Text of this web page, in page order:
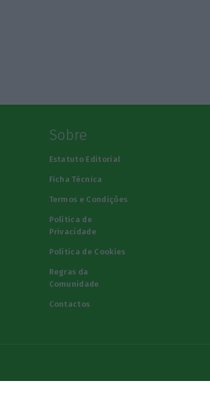
Sobre
Estatuto Editorial
Ficha Técnica
Termos e Condições
Política de
Privacidade
Política de Cookies
Regras da
Comunidade
Contactos